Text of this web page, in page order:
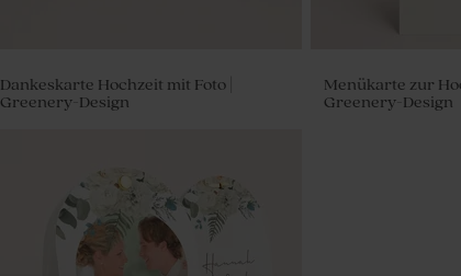
Dankeskarte Hochzeit mit Foto |
Greenery-Design
Menükarte zur
Greenery-Design